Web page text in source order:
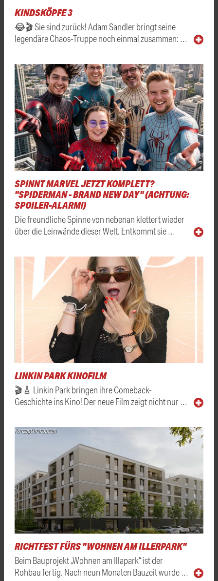
KINDSKÖPFE 3
😂🎬 Sie sind zurück! Adam Sandler bringt seine
legendäre Chaos-Truppe noch einmal zusammen: …
SPINNT MARVEL JETZT KOMPLETT?
"SPIDERMAN - BRAND NEW DAY" (ACHTUNG:
SPOILER-ALARM!)
Die freundliche Spinne von nebenan klettert wieder
über die Leinwände dieser Welt. Entkommt sie …
LINKIN PARK KINOFILM
🎬🎸 Linkin Park bringen ihre Comeback-
Geschichte ins Kino! Der neue Film zeigt nicht nur …
Konzept Immobilien
RICHTFEST FÜRS "WOHNEN AM ILLERPARK"
Beim Bauprojekt „Wohnen am Illapark“ ist der
Rohbau fertig. Nach neun Monaten Bauzeit wurde …